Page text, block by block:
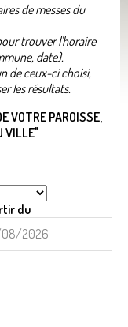
de messes du
trouver l'horaire
date).
de ceux-ci choisi,
les résultats.
VOTRE PAROISSE,
VILLE"
du